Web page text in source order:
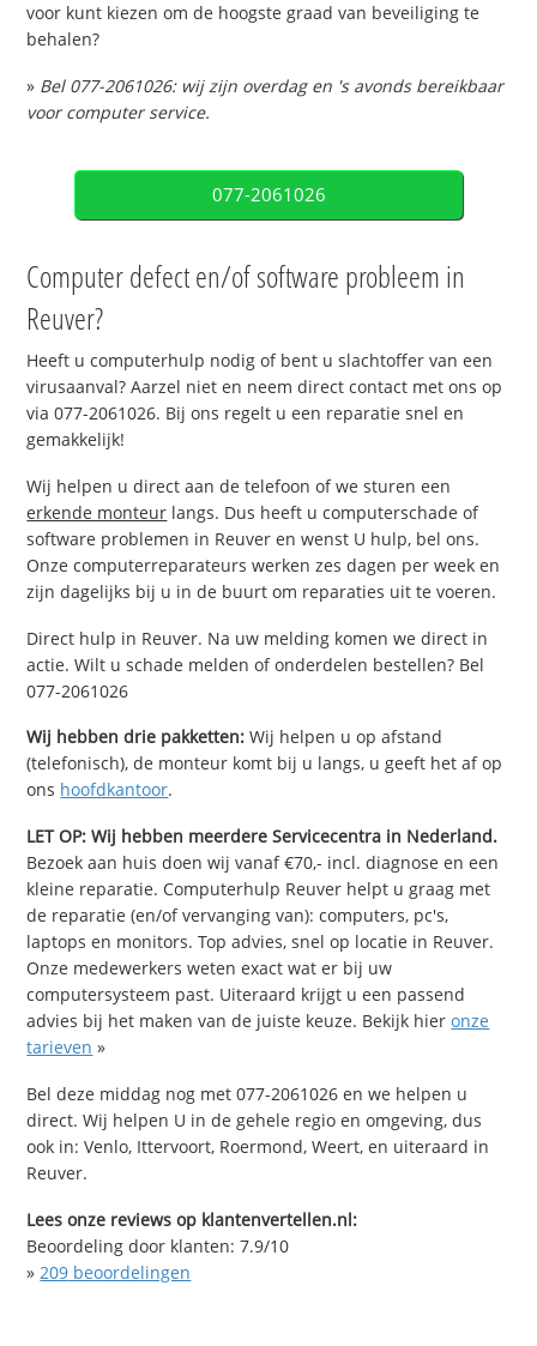
voor kunt kiezen om de hoogste graad van beveiliging te
behalen?
» Bel 077-2061026: wij zijn overdag en 's avonds bereikbaar
voor computer service.
077-2061026
Computer defect en/of software probleem in
Reuver?
Heeft u computerhulp nodig of bent u slachtoffer van een
virusaanval? Aarzel niet en neem direct contact met ons op
via 077-2061026. Bij ons regelt u een reparatie snel en
gemakkelijk!
Wij helpen u direct aan de telefoon of we sturen een
erkende monteur langs. Dus heeft u computerschade of
software problemen in Reuver en wenst U hulp, bel ons.
Onze computerreparateurs werken zes dagen per week en
zijn dagelijks bij u in de buurt om reparaties uit te voeren.
Direct hulp in Reuver. Na uw melding komen we direct in
actie. Wilt u schade melden of onderdelen bestellen? Bel
077-2061026
Wij hebben drie pakketten: Wij helpen u op afstand
(telefonisch), de monteur komt bij u langs, u geeft het af op
ons hoofdkantoor.
LET OP: Wij hebben meerdere Servicecentra in Nederland.
Bezoek aan huis doen wij vanaf €70,- incl. diagnose en een
kleine reparatie. Computerhulp Reuver helpt u graag met
de reparatie (en/of vervanging van): computers, pc's,
laptops en monitors. Top advies, snel op locatie in Reuver.
Onze medewerkers weten exact wat er bij uw
computersysteem past. Uiteraard krijgt u een passend
advies bij het maken van de juiste keuze. Bekijk hieronze
tarieven »
Bel deze middag nog met 077-2061026 en we helpen u
direct. Wij helpen U in de gehele regio en omgeving, dus
ook in: Venlo, Ittervoort, Roermond, Weert, en uiteraard in
Reuver.
Lees onze reviews op klantenvertellen.nl:
Beoordeling door klanten:7.9/10
» 209 beoordelingen